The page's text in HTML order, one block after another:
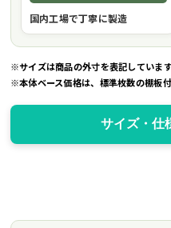
国内工場で丁寧に製造
※サイズは商品の外寸を表記しています
※本体ベース価格は、標準枚数の棚板付
サイズ・仕